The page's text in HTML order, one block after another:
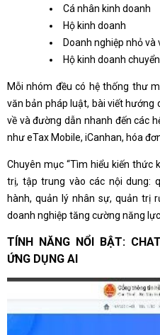
Cá nhân kinh doanh
Hộ kinh doanh
Doanh nghiệp nhỏ và
Hộ kinh doanh
Mỗi nhóm đều có hệ thống thư
văn bản pháp luật, bài viết hướng
về và đường dẫn nhanh đến các
như eTax Mobile, iCanhan, hóa
Chuyên mục “Tìm hiểu kiến thức
trị, tập trung vào các nội dung:
hành, quản lý nhân sự, quản trị
doanh nghiệp tăng cường năng
TÍNH NĂNG NỔI BẬT:
ỨNG DỤNG AI